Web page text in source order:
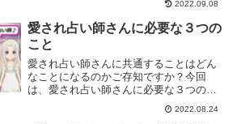
2022.09.08
愛され占い師さんに必要な３つの
こと
愛され占い師さんに共通することはどん
なことになるのかご存知ですか？今回
は、愛され占い師さんに必要な３つのこ
2022.08.24